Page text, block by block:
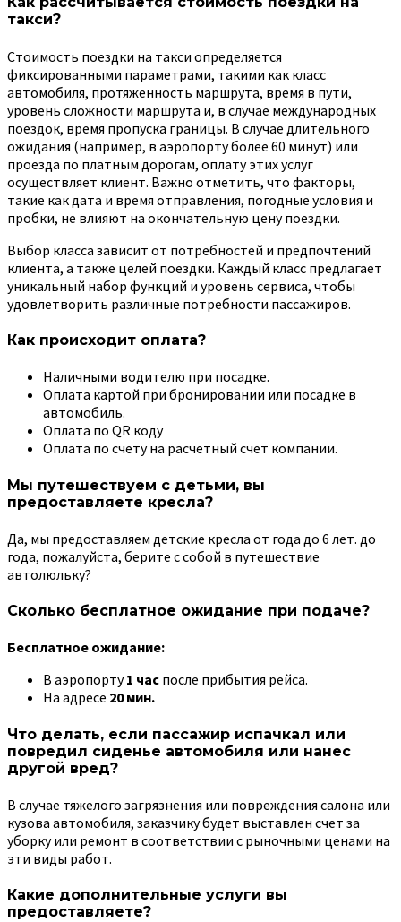
такси?
Стоимость поездки на такси определяется
фиксированными параметрами, такими как класс
автомобиля, протяженность маршрута, время в пути,
уровень сложности маршрута и, в случае международных
поездок, время пропуска границы. В случае длительного
ожидания (например, в аэропорту более 60 минут) или
проезда по платным дорогам, оплату этих услуг
осуществляет клиент. Важно отметить, что факторы,
такие как дата и время отправления, погодные условия и
пробки, не влияют на окончательную цену поездки.
Выбор класса зависит от потребностей и предпочтений
клиента, а также целей поездки. Каждый класс предлагает
уникальный набор функций и уровень сервиса, чтобы
удовлетворить различные потребности пассажиров.
Как происходит оплата?
Наличными водителю при посадке.
Оплата картой при бронировании или посадке в
автомобиль.
Оплата по QR коду
Оплата по счету на расчетный счет компании.
Мы путешествуем с детьми, вы
предоставляете кресла?
Да, мы предоставляем детские кресла от года до 6 лет. до
года, пожалуйста, берите с собой в путешествие
автолюльку?
Сколько бесплатное ожидание при подаче?
Бесплатное ожидание:
В аэропорту1 час после прибытия рейса.
На адресе 20 мин.
Что делать, если пассажир испачкал или
повредил сиденье автомобиля или нанес
другой вред?
В случае тяжелого загрязнения или повреждения салона или
кузова автомобиля, заказчику будет выставлен счет за
уборку или ремонт в соответствии с рыночными ценами на
эти виды работ.
Какие дополнительные услуги вы
предоставляете?